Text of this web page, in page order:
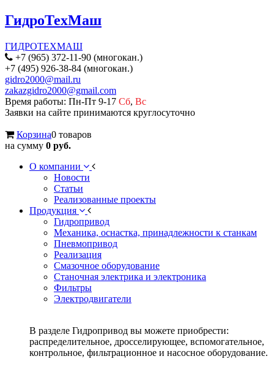
ГидроТехМаш
ГИДРОТЕХМАШ
+7 (965) 372-11-90 (многокан.)
+7 (495) 926-38-84 (многокан.)
gidro2000@mail.ru
zakazgidro2000@gmail.com
Время работы: Пн-Пт 9-17 Сб, Вс
Заявки на сайте принимаются круглосуточно
Корзина0 товаров
на сумму 0 руб.
О компании
Новости
Статьи
Реализованные проекты
Продукция
Гидропривод
Механика, оснастка, принадлежности к станкам
Пневмопривод
Реализация
Смазочное оборудование
Станочная электрика и электроника
Фильтры
Электродвигатели
В разделе Гидропривод вы можете приобрести:
распределительное, дросселирующее, вспомогательное,
контрольное, фильтрационное и насосное оборудование.